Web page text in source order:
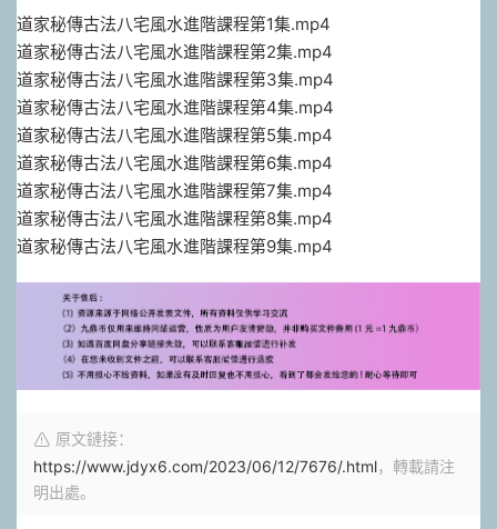
道家秘傳古法八宅風水進階課程第1集.mp4
道家秘傳古法八宅風水進階課程第2集.mp4
道家秘傳古法八宅風水進階課程第3集.mp4
道家秘傳古法八宅風水進階課程第4集.mp4
道家秘傳古法八宅風水進階課程第5集.mp4
道家秘傳古法八宅風水進階課程第6集.mp4
道家秘傳古法八宅風水進階課程第7集.mp4
道家秘傳古法八宅風水進階課程第8集.mp4
道家秘傳古法八宅風水進階課程第9集.mp4
原文鏈接：
https://www.jdyx6.com/2023/06/12/7676/.html，轉載請注
明出處。